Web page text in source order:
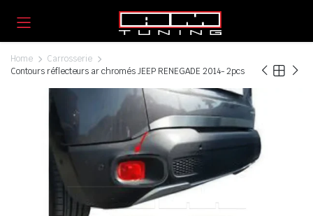
Home
Carrosserie
Contours réflecteurs ar chromés JEEP RENEGADE 2014- 2pcs